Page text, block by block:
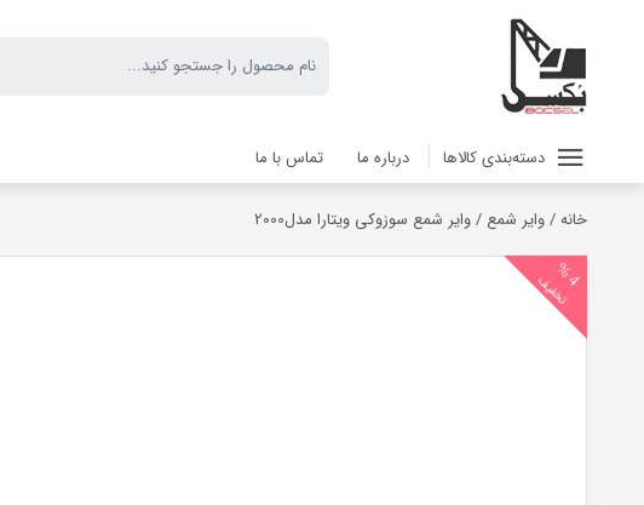
دسته‌بندی کالاها درباره ما تماس با ما
خانه/وایر شمع / وایر شمع سوزوکی ویتارا مدل2000
4
%تخفیف